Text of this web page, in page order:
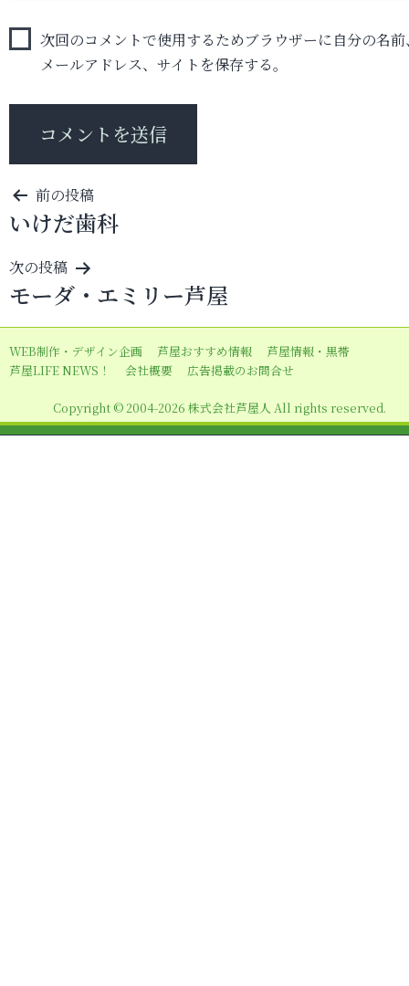
次回のコメントで使用するためブラウザーに自分の名前
メールアドレス、サイトを保存する。
投
稿
ナ
ビ
ゲ
ー
シ
ン
前の投稿
いけだ歯科
次の投稿
モーダ・エミリー芦屋
WEB制作・デザイン企画 芦屋おすすめ情報
芦屋情報・黒帯
芦屋LIFE NEWS！
会社概要 広告掲載のお問合せ
Copyright © 2004-2026 株式会社芦屋人 All rights reserved.